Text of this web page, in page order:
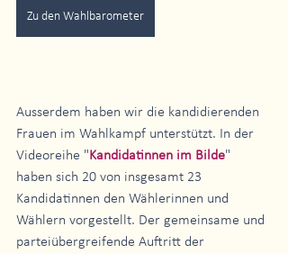
Zu den Wahlbarometer
Ausserdem haben wir die kandidierenden
Frauen im Wahlkampf unterstützt. In der
Videoreihe " Kandidatinnen im Bilde"
haben sich 20 von insgesamt 23
Kandidatinnen den Wählerinnen und
Wählern vorgestellt. Der gemeinsame und
parteiübergreifende Auftritt der